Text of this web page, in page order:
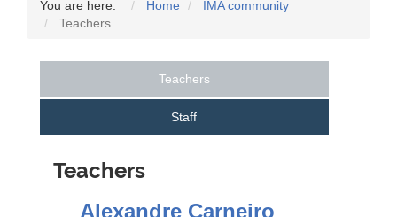
You are here: Home
IMA community
Teachers
Teachers
Staff
Teachers
Alexandre Carneiro